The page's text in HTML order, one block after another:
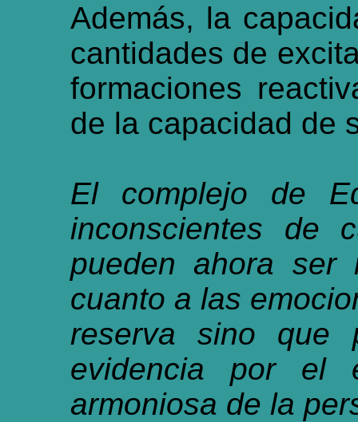
Además, la
cantidades de
formaciones
de la capacidad de
El complejo de
inconscientes de
pueden ahora ser
cuanto a las
reserva sino que
evidencia por el
armoniosa de la